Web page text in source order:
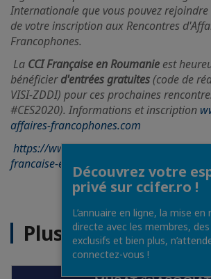
Internationale que vous pouvez
de votre inscription aux Rencontres
Francophones.
La CCI Française en Roumanie est
bénéficierd'entrées gratuites(code de
VISI-ZDDI) pour ces prochaines
#CES2020). Informations et inscription
affaires-francophones.com
https://www.rencontres-affaires-
francaise-en-roumanie-vous-invite-
Plus d'actualités
Découvrez votre
privé sur ccifer.ro !
L’annuaire en ligne, la mise en
directe avec les membres,
exclusifs et bien plus,
connectez-vous !